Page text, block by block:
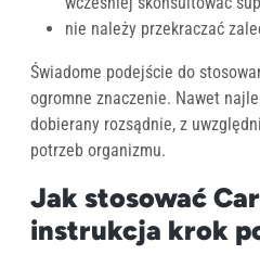
nie należy przekraczać
Świadome podejście do
ogromne znaczenie. Nawet
dobierany rozsądnie, z
potrzeb organizmu.
Jak stosować
instrukcja krok